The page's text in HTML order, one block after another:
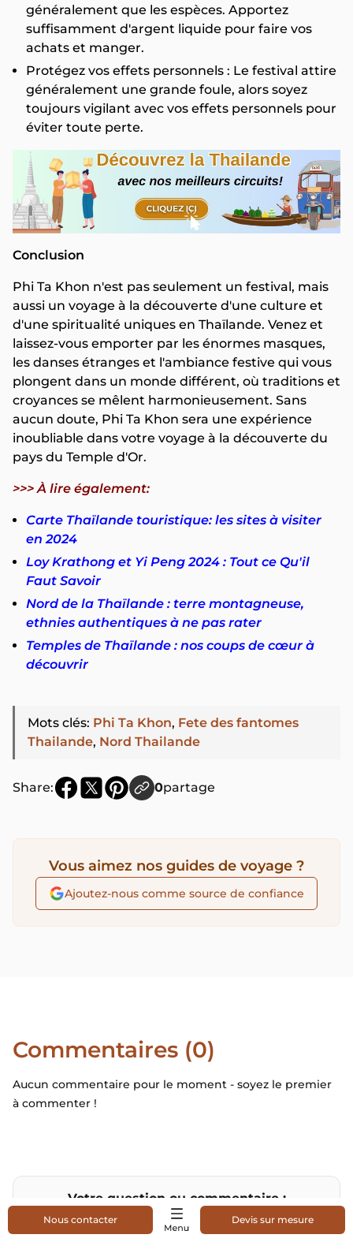
généralement que les espèces. Apportez
suffisamment d'argent liquide pour faire vos
achats et manger.
Protégez vos effets personnels : Le festival attire
généralement une grande foule, alors soyez
toujours vigilant avec vos effets personnels pour
éviter toute perte.
Conclusion
Phi Ta Khon n'est pas seulement un festival, mais
aussi un voyage à la découverte d'une culture et
d'une spiritualité uniques en Thaïlande. Venez et
laissez-vous emporter par les énormes masques,
les danses étranges et l'ambiance festive qui vous
plongent dans un monde différent, où traditions et
croyances se mêlent harmonieusement. Sans
aucun doute, Phi Ta Khon sera une expérience
inoubliable dans votre voyage à la découverte du
pays du Temple d'Or.
>>> À lire également:
Carte Thaïlande touristique: les sites à visiter
en 2024
Loy Krathong et Yi Peng 2024 : Tout ce Qu'il
Faut Savoir
Nord de la Thaïlande : terre montagneuse,
ethnies authentiques à ne pas rater
Temples de Thaïlande : nos coups de cœur à
découvrir
Mots clés: Phi Ta Khon, Fete des fantomes
Thailande, Nord Thailande
Share: 0partage
Vous aimez nos guides de voyage ?
Ajoutez-nous comme source de confiance
Commentaires (0)
Aucun commentaire pour le moment - soyez le premier
à commenter !
Votre question ou commentaire :
Commentaire
Nous contacter Devis sur mesure